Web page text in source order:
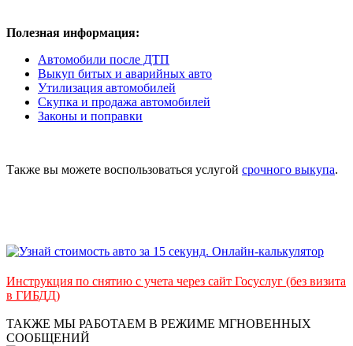
Полезная информация:
Автомобили после ДТП
Выкуп битых и аварийных авто
Утилизация автомобилей
Скупка и продажа автомобилей
Законы и поправки
Также вы можете воспользоваться услугой срочного выкупа.
Инструкция по снятию с учета через сайт Госуслуг (без визита
в ГИБДД)
ТАКЖЕ МЫ РАБОТАЕМ В РЕЖИМЕ МГНОВЕННЫХ
СООБЩЕНИЙ